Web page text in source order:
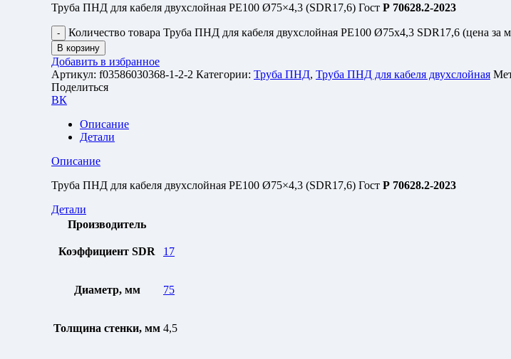
Труба ПНД для кабеля двухслойная РЕ100 Ø75×4,3 (SDR17,6) Гост Р 70628.2-2023
Количество товара Труба ПНД для кабеля двухслойная РЕ100 Ø75x4,3 SDR17,6 (цена за
В корзину
Добавить в избранное
Артикул: f03586030368-1-2-2 Категории: Труба ПНД, Труба ПНД для кабеля двухслойная
Поделиться
ВК
Описание
Детали
Описание
Труба ПНД для кабеля двухслойная РЕ100 Ø75×4,3 (SDR17,6) Гост Р 70628.2-2023
Детали
Производитель
Коэффициент SDR 17
Диаметр, мм 75
Толщина стенки, мм 4,5